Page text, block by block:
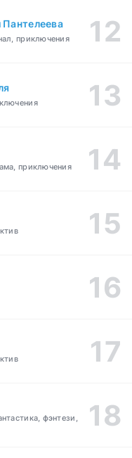
приключения
приключения
фэнтези,